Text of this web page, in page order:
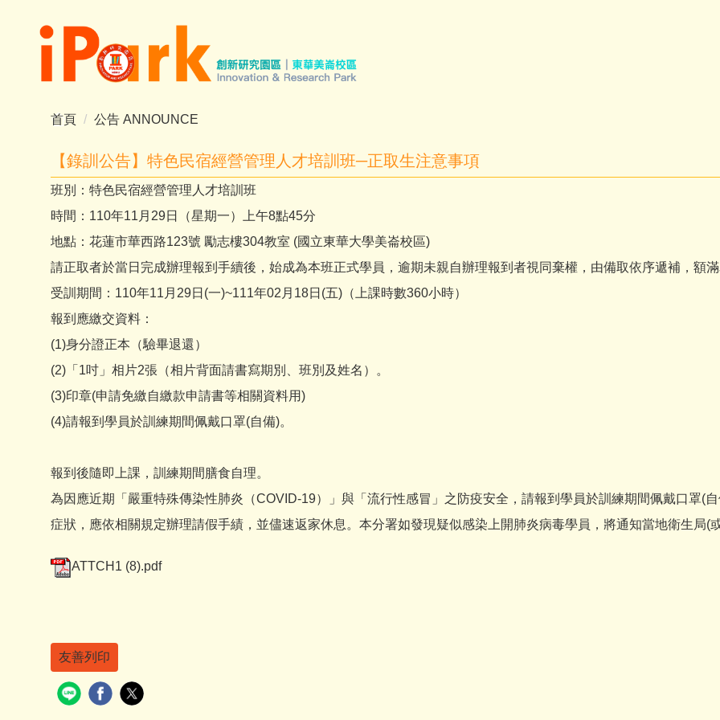
首頁 公告 ANNOUNCE
【錄訓公告】特色民宿經營管理人才培訓班─正取生注意事項
班別：特色民宿經營管理人才培訓班
時間：110年11月29日（星期一）上午8點45分
地點：花蓮市華西路123號 勵志樓304教室 (國立東華大學美崙校區)
請正取者於當日完成辦理報到手續後，始成為本班正式學員，逾期未親自辦理報到者視同棄權，由備取依序遞補，額
受訓期間：110年11月29日(一)~111年02月18日(五)（上課時數360小時）
報到應繳交資料：
(1)身分證正本（驗畢退還）
(2)「1吋」相片2張（相片背面請書寫期別、班別及姓名）。
(3)印章(申請免繳自繳款申請書等相關資料用)
(4)請報到學員於訓練期間佩戴口罩(自備)。
報到後隨即上課，訓練期間膳食自理。
為因應近期「嚴重特殊傳染性肺炎（COVID-19）」與「流行性感冒」之防疫安全，請報到學員於訓練期間佩戴口罩(
症狀，應依相關規定辦理請假手績，並儘速返家休息。本分署如發現疑似感染上開肺炎病毒學員，將通知當地衛生局(
ATTCH1 (8).pdf
友善列印